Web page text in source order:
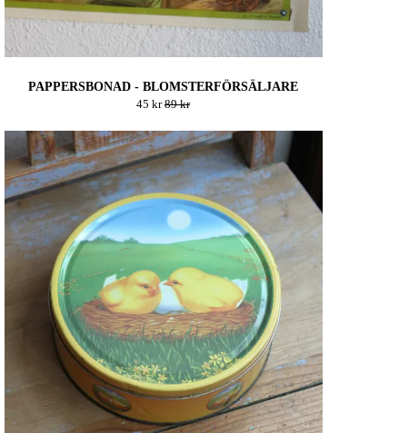
PAPPERSBONAD - BLOMSTERFÖRSÄLJARE
45 kr89 kr